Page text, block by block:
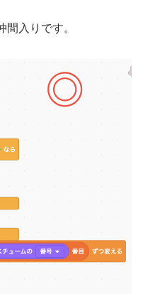
入りです。